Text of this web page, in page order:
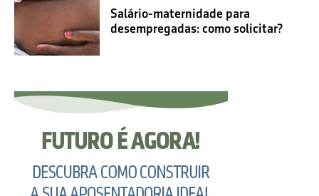
Salário-maternidade para
desempregadas: como solicitar?